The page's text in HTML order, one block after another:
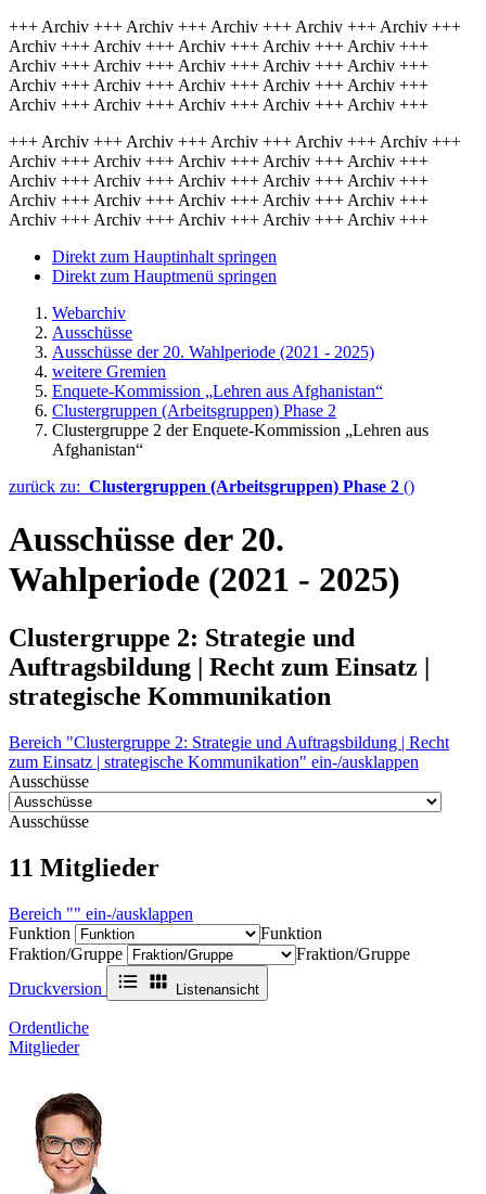
+++ Archiv +++ Archiv +++ Archiv +++ Archiv +++ Archiv +++
Archiv +++ Archiv +++ Archiv +++ Archiv +++ Archiv +++
Archiv +++ Archiv +++ Archiv +++ Archiv +++ Archiv +++
Archiv +++ Archiv +++ Archiv +++ Archiv +++ Archiv +++
Archiv +++ Archiv +++ Archiv +++ Archiv +++ Archiv +++
+++ Archiv +++ Archiv +++ Archiv +++ Archiv +++ Archiv +++
Archiv +++ Archiv +++ Archiv +++ Archiv +++ Archiv +++
Archiv +++ Archiv +++ Archiv +++ Archiv +++ Archiv +++
Archiv +++ Archiv +++ Archiv +++ Archiv +++ Archiv +++
Archiv +++ Archiv +++ Archiv +++ Archiv +++ Archiv +++
Direkt zum Hauptinhalt springen
Direkt zum Hauptmenü springen
Webarchiv
Ausschüsse
Ausschüsse der 20. Wahlperiode (2021 - 2025)
weitere Gremien
Enquete-Kommission „Lehren aus Afghanistan“
Clustergruppen (Arbeitsgruppen) Phase 2
Clustergruppe 2 der Enquete-Kommission „Lehren aus
Afghanistan“
zurück zu: Clustergruppen (Arbeitsgruppen) Phase 2 ()
Ausschüsse der 20.
Wahlperiode (2021 - 2025)
Clustergruppe 2: Strategie und
Auftragsbildung | Recht zum Einsatz |
strategische Kommunikation
Bereich "Clustergruppe 2: Strategie und Auftragsbildung | Recht
zum Einsatz | strategische Kommunikation" ein-/ausklappen
Ausschüsse
Ausschüsse
11 Mitglieder
Bereich "" ein-/ausklappen
Funktion
Funktion
Fraktion/Gruppe
Fraktion/Gruppe
Druckversion
Listenansicht
Ordentliche
Mitglieder